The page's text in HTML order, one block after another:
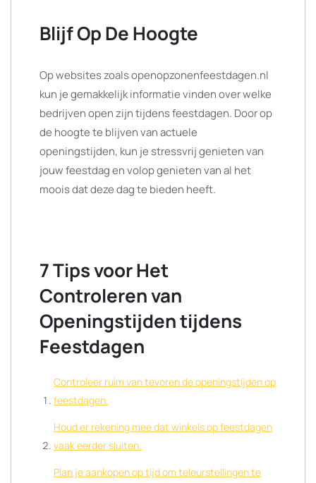
Blijf Op De Hoogte
Op websites zoals openopzonenfeestdagen.nl
kun je gemakkelijk informatie vinden over welke
bedrijven open zijn tijdens feestdagen. Door op
de hoogte te blijven van actuele
openingstijden, kun je stressvrij genieten van
jouw feestdag en volop genieten van al het
moois dat deze dag te bieden heeft.
7 Tips voor Het
Controleren van
Openingstijden tijdens
Feestdagen
Controleer ruim van tevoren de openingstijden op
feestdagen.
Houd er rekening mee dat winkels op feestdagen
vaak eerder sluiten.
Plan je aankopen op tijd om teleurstellingen te